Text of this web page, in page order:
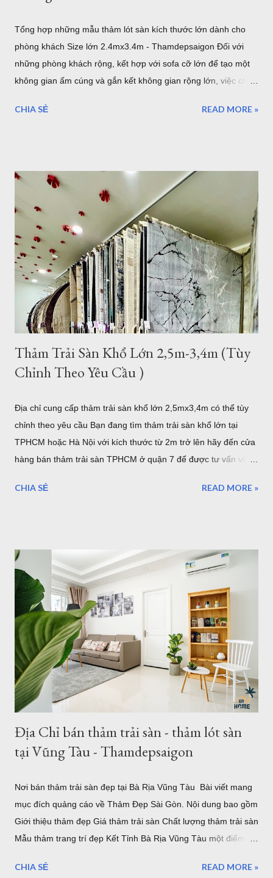
Tổng hợp những mẫu thảm lót sàn kích thước lớn dành cho
phòng khách Size lớn 2.4mx3.4m - Thamdepsaigon Đối với
những phòng khách rộng, kết hợp với sofa cỡ lớn để tạo một
không gian ấm cúng và gắn kết không gian rộng lớn, việc chọn
chiều dài 3.4m sẽ làm cho những thiết bị nội thất liền mạch,
kinh tế. Chính vì vậy, việc lựa chọn những bộ Thảm trải sàn -
Thảm lót sàn cho ghế sofa có kích thước lớn cho phòng khách
rộng. Đòi hỏi phải mang lại vẻ đẹp cho căn phòng, còn một
điều hết sức quan trọng đó chính là mang lại đẳng cấp thật sự
của chủ nhân. Mẫu thảm lót sàn cỡ lớn cho phòng khách
phòng ăn - Thảm Lông Xù -Thổ Nhĩ Kỳ kích thước 2,4mx3,4m
Mẫu thảm sofa phòng khách lớn mã F0003 . Xám trắng trọng
lượng trung bình hơn 3,2kg/m2, như vậy với kíc...
CHIA SẺ READ MORE »
Thảm Trải Sàn Khổ Lớn 2,5m-3,4m (Tùy
Chỉnh Theo Yêu Cầu )
Địa chỉ cung cấp thảm trải sàn khổ lớn 2,5mx3,4m có thể tùy
chỉnh theo yêu cầu Bạn đang tìm thảm trải sàn khổ lớn tại
TPHCM hoặc Hà Nội với kích thước từ 2m trở lên hãy đến cửa
hàng bán thảm trải sàn TPHCM ở quận 7 để được tư vấn về
yêu cầu của bạn. Kho thảm trải sàn khổ lớn quận 7 TPHCM
khổ lớn - Bảo hành - Giao hàng .... Địa chỉ bán thảm lót sàn
khổ lớn tại HCM và Hà Nội Coupons trong tháng của Thảm
Đẹp 1. Giới thiệu về thảm khổ 2,5m - 3,4m 2,6m - 3,6m Là đơn
vị cung cấp thảm trải sàn - thảm trang trí nhà tại Hồ Chí Minh
và Hà Nội, chung tôi luôn phục vụ tối đa nhu cầu của khách
hàng, với nhu cầu trải sàn khổ lớn ơ Việt Nam, chúng tôi đã
nhập về nhiều mẫu thảm kích thước lớn từ 2m, 2,4m 2,5m 2,m
chiều ngang - chiều dài từ 3m - 3,5m. Hoặc b...
CHIA SẺ READ MORE »
Địa Chỉ bán thảm trải sàn - thảm lót sàn
tại Vũng Tàu - Thamdepsaigon
Nơi bán thảm trải sàn đẹp tại Bà Rịa Vũng Tàu Bài viết mang
mục đích quảng cáo về Thảm Đẹp Sài Gòn. Nội dung bao gồm
Giới thiệu thảm đẹp Giá thảm trải sàn Chất lượng thảm trải sàn
Mẫu thảm trang trí đẹp Kết Tỉnh Bà Rịa Vũng Tàu một điểm
du lịch nhưng thực sự vẫn chưa thể đi và khám phá hết vùng
CHIA SẺ READ MORE »